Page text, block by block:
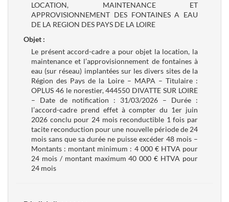
LOCATION, MAINTENANCE ET
APPROVISIONNEMENT DES FONTAINES A EAU
DE LA REGION DES PAYS DE LA LOIRE
Objet :
Le présent accord-cadre a pour objet la location, la
maintenance et l’approvisionnement de fontaines à
eau (sur réseau) implantées sur les divers sites de la
Région des Pays de la Loire – MAPA – Titulaire :
OPLUS 46 le norestier, 444550 DIVATTE SUR LOIRE
– Date de notification : 31/03/2026 – Durée :
l’accord-cadre prend effet à compter du 1er juin
2026 conclu pour 24 mois reconductible 1 fois par
tacite reconduction pour une nouvelle période de 24
mois sans que sa durée ne puisse excéder 48 mois –
Montants : montant minimum : 4 000 € HTVA pour
24 mois / montant maximum 40 000 € HTVA pour
24 mois